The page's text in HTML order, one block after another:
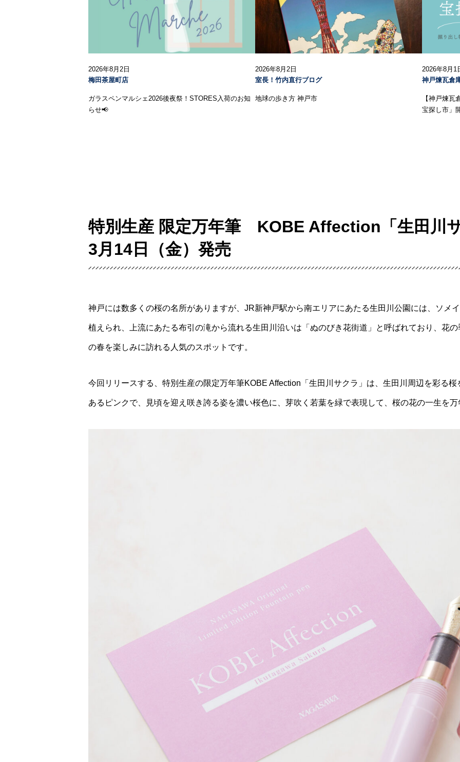
2026年8月2日
梅田茶屋町店
ガラスペンマルシェ2026後夜祭！STORES入荷のお知
らせ📢
2026年8月2日
室長！竹内直行ブログ
地球の歩き方 神戸市
2026年8月1
神戸煉瓦倉
【神戸煉瓦
宝探し市」
特別生産 限定万年筆 KOBE Affection「生田川
3月14日（金）発売
神戸には数多くの桜の名所がありますが、JR新神戸駅から南エリアにあたる生田川公園には、ソメ
植えられ、上流にあたる布引の滝から流れる生田川沿いは「ぬのびき花街道」と呼ばれており、花
の春を楽しみに訪れる人気のスポットです。
今回リリースする、特別生産の限定万年筆KOBE Affection「生田川サクラ」は、生田川周辺を彩る
あるピンクで、見頃を迎え咲き誇る姿を濃い桜色に、芽吹く若葉を緑で表現して、桜の花の一生を